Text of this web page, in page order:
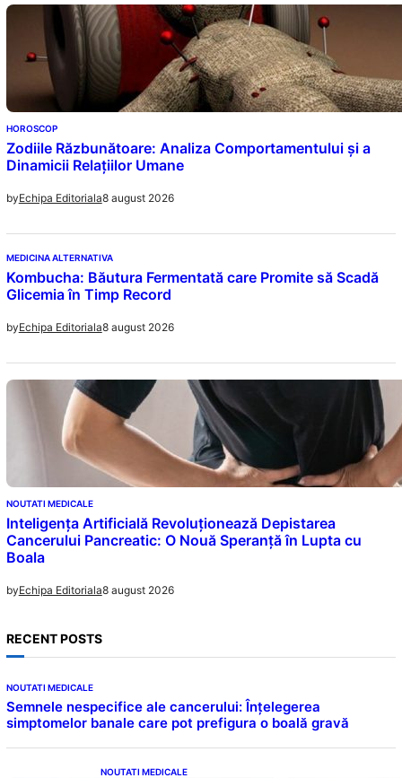
HOROSCOP
Zodiile Răzbunătoare: Analiza Comportamentului și a
Dinamicii Relațiilor Umane
byEchipa Editoriala8 august 2026
MEDICINA ALTERNATIVA
Kombucha: Băutura Fermentată care Promite să Scadă
Glicemia în Timp Record
byEchipa Editoriala8 august 2026
NOUTATI MEDICALE
Inteligența Artificială Revoluționează Depistarea
Cancerului Pancreatic: O Nouă Speranță în Lupta cu
Boala
byEchipa Editoriala8 august 2026
RECENT POSTS
NOUTATI MEDICALE
Semnele nespecifice ale cancerului: Înțelegerea
simptomelor banale care pot prefigura o boală gravă
NOUTATI MEDICALE